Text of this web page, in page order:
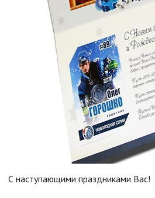
С наступающими праздниками Вас!